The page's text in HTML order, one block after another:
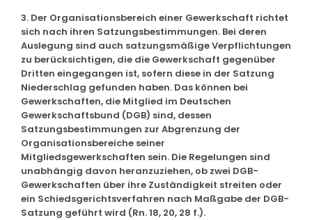
3. Der Organisationsbereich einer Gewerkschaft richtet
sich nach ihren Satzungsbestimmungen. Bei deren
Auslegung sind auch satzungsmäßige Verpflichtungen
zu berücksichtigen, die die Gewerkschaft gegenüber
Dritten eingegangen ist, sofern diese in der Satzung
Niederschlag gefunden haben. Das können bei
Gewerkschaften, die Mitglied im Deutschen
Gewerkschaftsbund (DGB) sind, dessen
Satzungsbestimmungen zur Abgrenzung der
Organisationsbereiche seiner
Mitgliedsgewerkschaften sein. Die Regelungen sind
unabhängig davon heranzuziehen, ob zwei DGB-
Gewerkschaften über ihre Zuständigkeit streiten oder
ein Schiedsgerichtsverfahren nach Maßgabe der DGB-
Satzung geführt wird (Rn. 18, 20, 28 f.).